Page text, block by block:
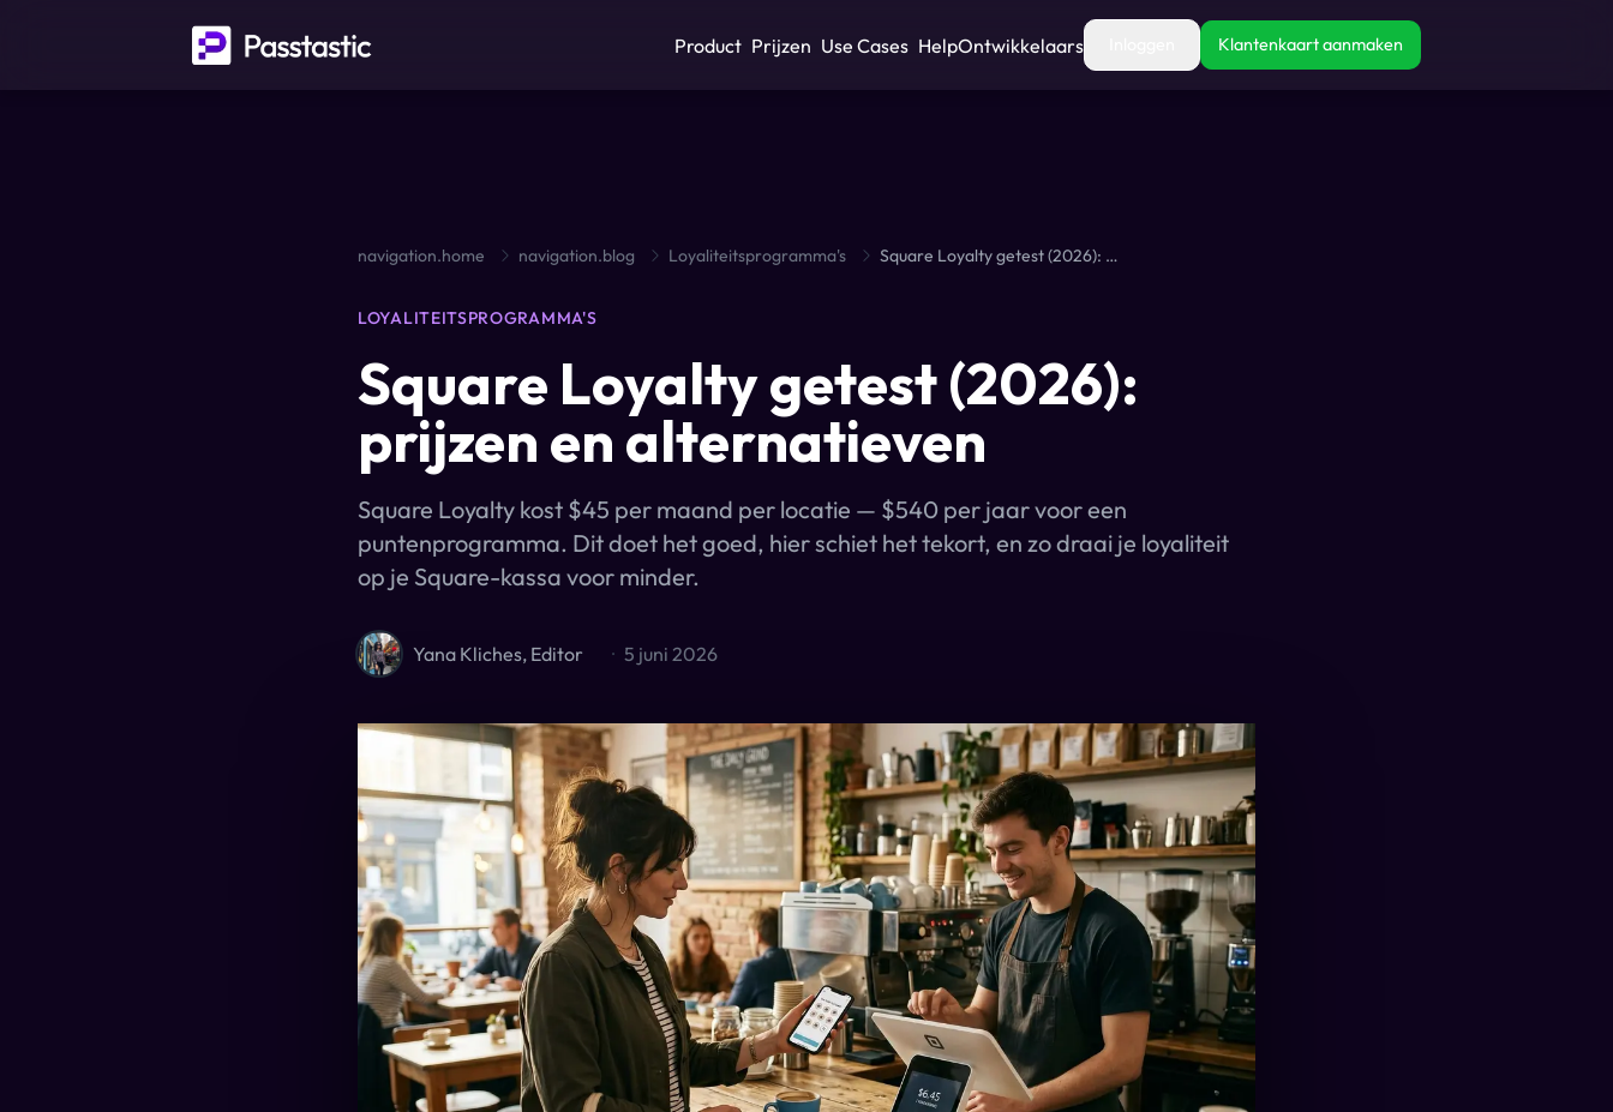
Product Prijzen Use Cases HelpOntwikkelaars Klantenkaart aanmaken
navigation.home navigation.blog Loyaliteitsprogramma's Square Loyalty getest (2026): prijzen en alternatieven
LOYALITEITSPROGRAMMA'S
Square Loyalty getest (2026):
prijzen en alternatieven
Square Loyalty kost $45 per maand per locatie — $540 per jaar voor een
puntenprogramma. Dit doet het goed, hier schiet het tekort, en zo draai je loyaliteit
op je Square-kassa voor minder.
Yana Kliches, Editor · 5 juni 2026